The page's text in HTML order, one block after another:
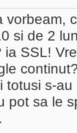
vorbeam,
si de 2
SSL!
totusi s-
pot sa le